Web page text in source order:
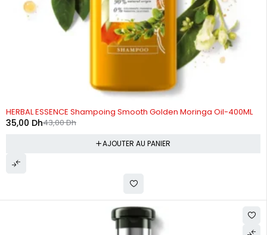
-19%
HERBAL ESSENCE Shampoing Smooth Golden Moringa Oil-400ML
43,00Dh
35,00 Dh
AJOUTER AU PANIER